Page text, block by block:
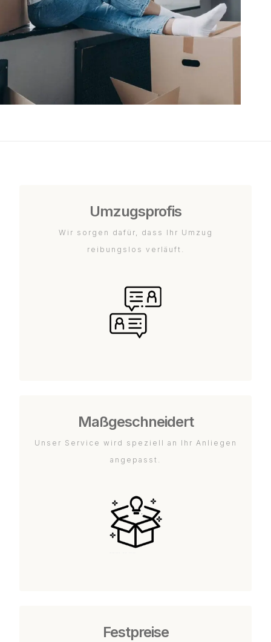
Umzugsprofis
Wir sorgen dafür, dass Ihr Umzug
reibungslos verläuft.
Maßgeschneidert
Unser Service wird speziell an Ihr Anliegen
angepasst.
Festpreise